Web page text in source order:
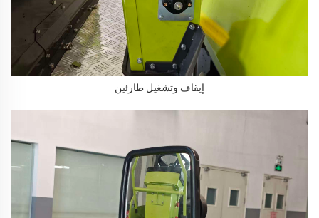
إيقاف وتشغيل طارئين